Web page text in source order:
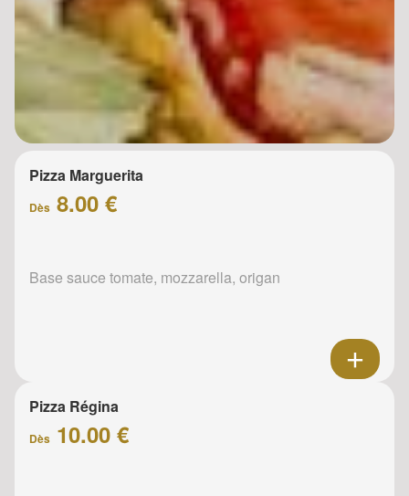
Pizza Marguerita
Dès 8.00 €
Base sauce tomate, mozzarella, origan
Pizza Régina
Dès 10.00 €